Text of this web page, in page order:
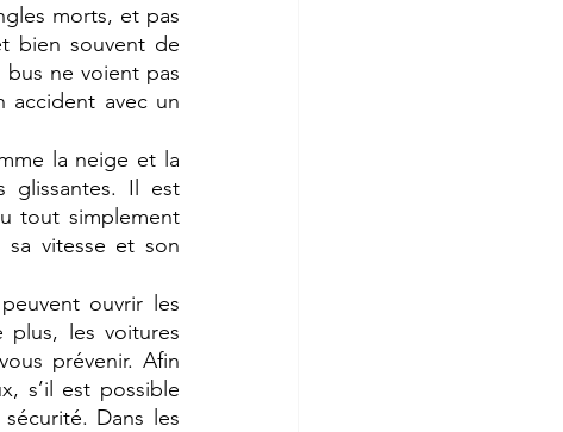
morts, et pas
bien souvent de
ne voient pas
accident avec un
la neige et la
glissantes. Il est
tout simplement
vitesse et son
ouvrir les
les voitures
prévenir. Afin
s’il est possible
Dans les